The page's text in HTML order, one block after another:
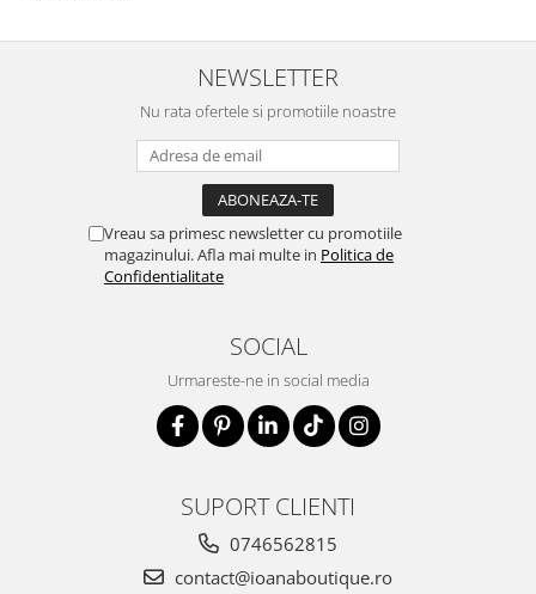
NEWSLETTER
Nu rata ofertele si promotiile noastre
Vreau sa primesc newsletter cu promotiile
magazinului. Afla mai multe in Politica de
Confidentialitate
SOCIAL
Urmareste-ne in social media
SUPORT CLIENTI
0746562815
contact@ioanaboutique.ro